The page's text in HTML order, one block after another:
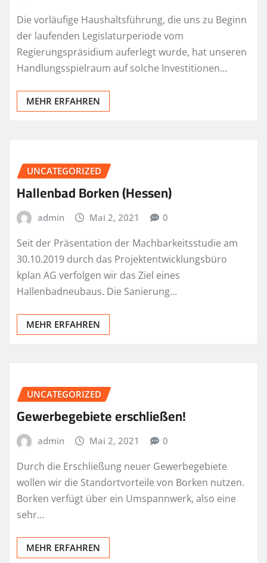
Die vorläufige Haushaltsführung, die uns zu Beginn
der laufenden Legislaturperiode vom
Regierungspräsidium auferlegt wurde, hat unseren
Handlungsspielraum auf solche Investitionen…
MEHR ERFAHREN
UNCATEGORIZED
Hallenbad Borken (Hessen)
admin Mai 2, 2021 0
Seit der Präsentation der Machbarkeitsstudie am
30.10.2019 durch das Projektentwicklungsbüro
kplan AG verfolgen wir das Ziel eines
Hallenbadneubaus. Die Sanierung…
MEHR ERFAHREN
UNCATEGORIZED
Gewerbegebiete erschließen!
admin Mai 2, 2021 0
Durch die Erschließung neuer Gewerbegebiete
wollen wir die Standortvorteile von Borken nutzen.
Borken verfügt über ein Umspannwerk, also eine
sehr…
MEHR ERFAHREN